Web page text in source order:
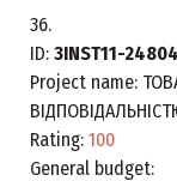
36.
ID: 3INST11-24804
Project name:
Rating: 100
General budget: